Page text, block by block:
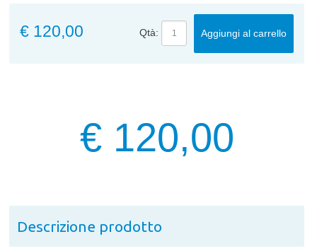
€ 120,00 Qtà: Aggiungi al carrello
€ 120,00
Descrizione prodotto